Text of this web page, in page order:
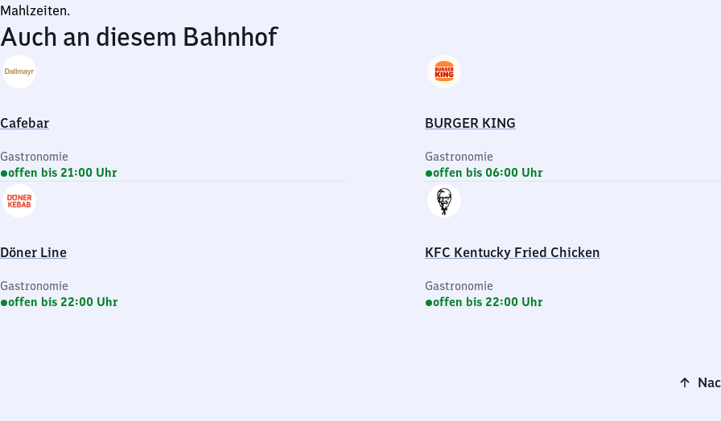
Mahlzeiten.
Auch an diesem Bahnhof
Cafebar
Gastronomie
offen bis 21:00 Uhr
BURGER KING
Gastronomie
offen bis 06:00 Uhr
Döner Line
Gastronomie
offen bis 22:00 Uhr
KFC Kentucky Fried Chicken
Gastronomie
offen bis 22:00 Uhr